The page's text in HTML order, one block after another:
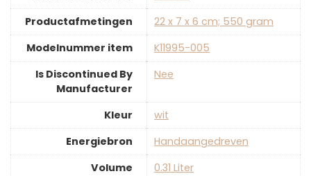
Productafmetingen
‎22 x 7 x 6 cm; 550 gram
Modelnummer item
‎K11995-005
Is Discontinued By
Manufacturer
‎Nee
Kleur
‎wit
Energiebron
‎Handaangedreven
Volume
‎0.31 Liter